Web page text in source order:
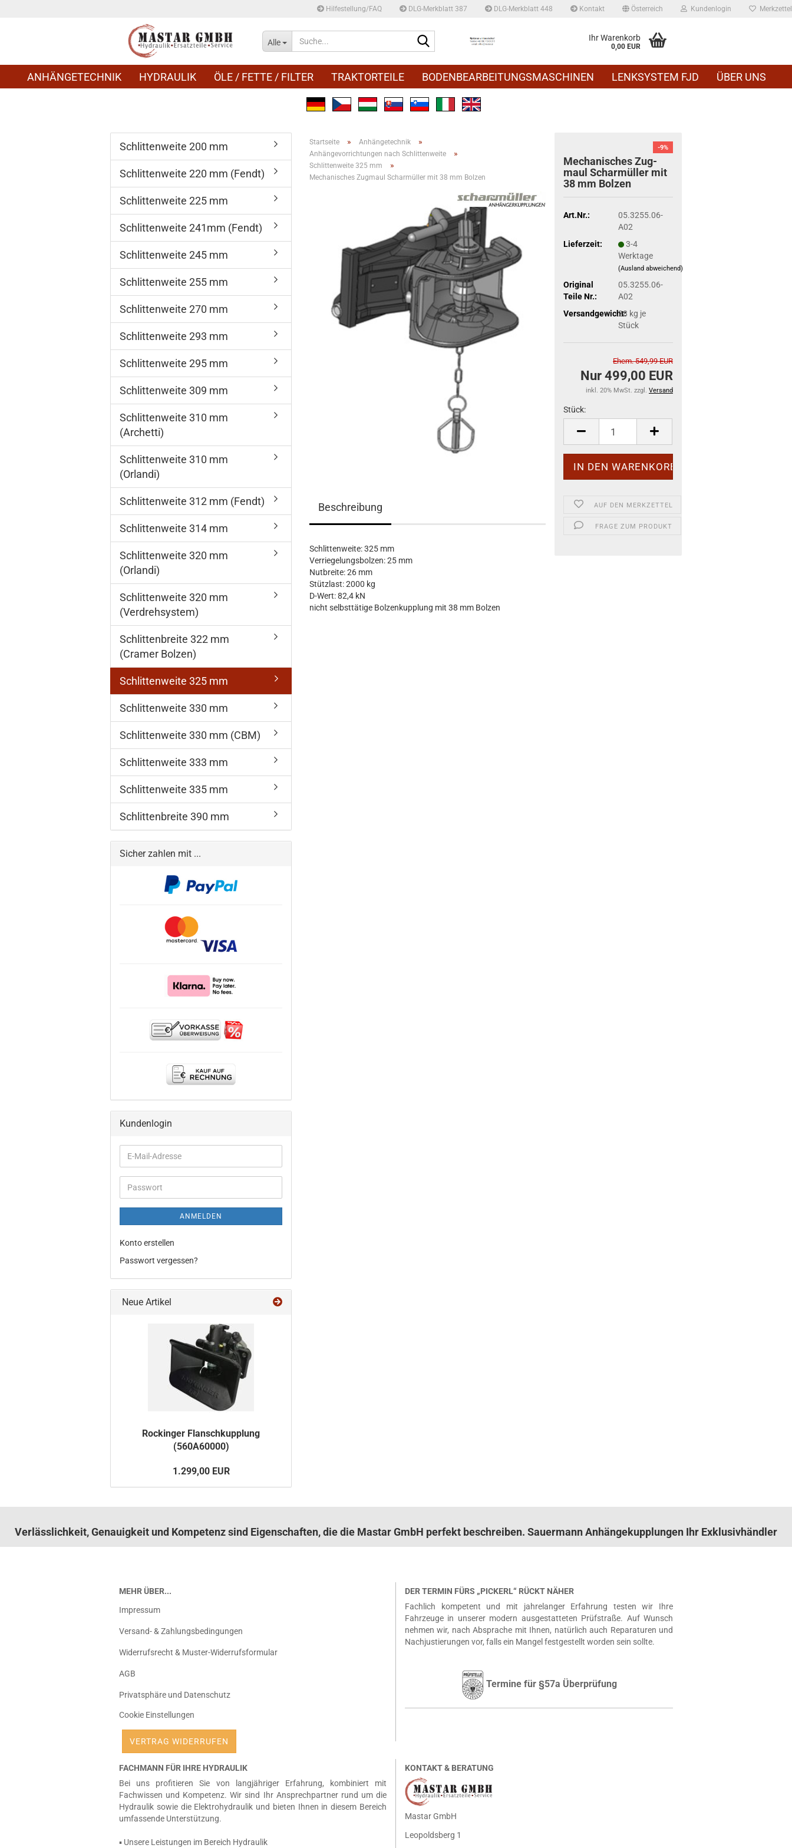
Hilfestellung/FAQ DLG-Merkblatt 387 DLG-Merkblatt 448 Kontakt Österreich Kundenlogin Merkzettel
Alle Ihr Warenkorb
0,00 EUR
ANHÄNGETECHNIK HYDRAULIK ÖLE / FETTE / FILTER TRAKTORTEILE BODENBEARBEITUNGSMASCHINEN LENKSYSTEM FJD ÜBER UNS
Startseite » Anhängetechnik »
Anhängevorrichtungen nach Schlittenweite »
Schlittenweite 325 mm »
Mechanisches Zugmaul Scharmüller mit 38 mm Bolzen
-9%
Me­cha­ni­sches Zug­
maul Schar­mül­ler mit
38 mm Bol­zen
Art.Nr.:
05.3255.06-
A02
Lieferzeit:
3-4
Werktage
(Ausland abweichend)
Original
Teile Nr.:
05.3255.06-
A02
Versandgewicht:
28 kg je
Stück
Ehem. 549,99 EUR
Nur 499,00 EUR
inkl. 20% MwSt. zzgl. Versand
Stück:
Stück
AUF DEN MERKZETTEL
FRAGE ZUM PRODUKT
Beschreibung
Schlittenweite: 325 mm
Verriegelungsbolzen: 25 mm
Nutbreite: 26 mm
Stützlast: 2000 kg
D-Wert: 82,4 kN
nicht selbsttätige Bolzenkupplung mit 38 mm Bolzen
Schlittenweite 200 mm
Schlittenweite 220 mm (Fendt)
Schlittenweite 225 mm
Schlittenweite 241mm (Fendt)
Schlittenweite 245 mm
Schlittenweite 255 mm
Schlittenweite 270 mm
Schlittenweite 293 mm
Schlittenweite 295 mm
Schlittenweite 309 mm
Schlittenweite 310 mm
(Archetti)
Schlittenweite 310 mm
(Orlandi)
Schlittenweite 312 mm (Fendt)
Schlittenweite 314 mm
Schlittenweite 320 mm
(Orlandi)
Schlittenweite 320 mm
(Verdrehsystem)
Schlittenbreite 322 mm
(Cramer Bolzen)
Schlittenweite 325 mm
Schlittenweite 330 mm
Schlittenweite 330 mm (CBM)
Schlittenweite 333 mm
Schlittenweite 335 mm
Schlittenbreite 390 mm
Sicher zahlen mit ...
Kundenlogin
E-
Mail-
Adresse
Passwort
ANMELDEN
Konto erstellen
Passwort vergessen?
Neue Artikel
Ro­ck­in­ger Flansch­kupp­lung
(560A60000)
1.299,00 EUR
Verlässlichkeit, Genauigkeit und Kompetenz sind Eigenschaften, die die Mastar GmbH perfekt beschreiben. Sauermann Anhängekupplungen Ihr Exklusivhändler
MEHR ÜBER...
Impressum
Versand- & Zahlungsbedingungen
Widerrufsrecht & Muster-Widerrufsformular
AGB
Privatsphäre und Datenschutz
Cookie Einstellungen
DER TERMIN FÜRS „PICKERL“ RÜCKT NÄHER
Fachlich kompetent und mit jahrelanger Erfahrung testen wir Ihre
Fahrzeuge in unserer modern ausgestatteten Prüfstraße. Auf Wunsch
nehmen wir, nach Absprache mit Ihnen, natürlich auch Reparaturen und
Nachjustierungen vor, falls ein Mangel festgestellt worden sein sollte.
Termine für §57a Überprüfung
FACHMANN FÜR IHRE HYDRAULIK
Bei uns profitieren Sie von langjähriger Erfahrung, kombiniert mit
Fachwissen und Kompetenz. Wir sind Ihr Ansprechpartner rund um die
Hydraulik sowie die Elektrohydraulik und bieten Ihnen in diesem Bereich
umfassende Unterstützung.
▪ Unsere Leistungen im Bereich Hydraulik
KONTAKT & BERATUNG
Mastar GmbH
Leopoldsberg 1
VERTRAG WIDERRUFEN